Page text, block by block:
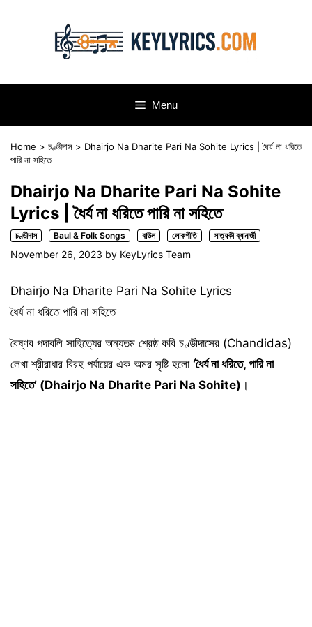
Menu
Home > চণ্ডীদাস > Dhairjo Na Dharite Pari Na Sohite Lyrics | ধৈর্য না ধরিতে
পারি না সহিতে
Dhairjo Na Dharite Pari Na Sohite
Lyrics | ধৈর্য না ধরিতে পারি না সহিতে
চণ্ডীদাস Baul & Folk Songs বাউল লোকগীতি সাত্যকী ব্যানার্জী
November 26, 2023 by KeyLyrics Team
Dhairjo Na Dharite Pari Na Sohite Lyrics
ধৈর্য না ধরিতে পারি না সহিতে
বৈষ্ণব পদাবলি সাহিত্যের অন্যতম শ্রেষ্ঠ কবি চণ্ডীদাসের (Chandidas)
লেখা শ্রীরাধার বিরহ পর্যায়ের এক অমর সৃষ্টি হলো ‘ধৈর্য না ধরিতে, পারি না
সহিতে’ (Dhairjo Na Dharite Pari Na Sohite) ।